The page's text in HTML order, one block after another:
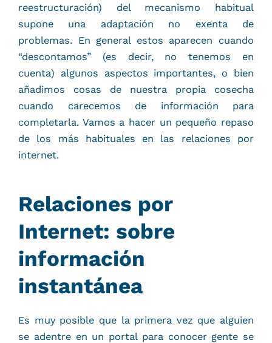
reestructuración) del mecanismo habitual
supone una adaptación no exenta de
problemas. En general estos aparecen cuando
“descontamos” (es decir, no tenemos en
cuenta) algunos aspectos importantes, o bien
añadimos cosas de nuestra propia cosecha
cuando carecemos de información para
completarla. Vamos a hacer un pequeño repaso
de los más habituales en las relaciones por
internet.
Relaciones por
Internet: sobre
información
instantánea
Es muy posible que la primera vez que alguien
se adentre en un portal para conocer gente se